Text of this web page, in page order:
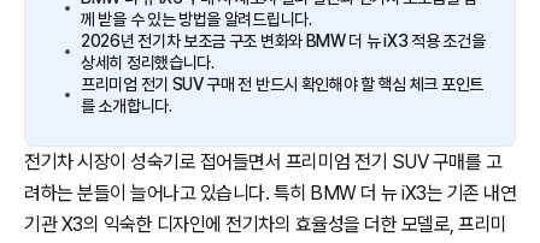
께 받을 수 있는 방법을 알려드립니다.
2026년 전기차 보조금 구조 변화와 BMW 더 뉴 iX3 적용 조건을
상세히 정리했습니다.
프리미엄 전기 SUV 구매 전 반드시 확인해야 할 핵심 체크 포인트
를 소개합니다.
전기차 시장이 성숙기로 접어들면서 프리미엄 전기 SUV 구매를 고
려하는 분들이 늘어나고 있습니다. 특히 BMW 더 뉴 iX3는 기존 내연
기관 X3의 익숙한 디자인에 전기차의 효율성을 더한 모델로, 프리미